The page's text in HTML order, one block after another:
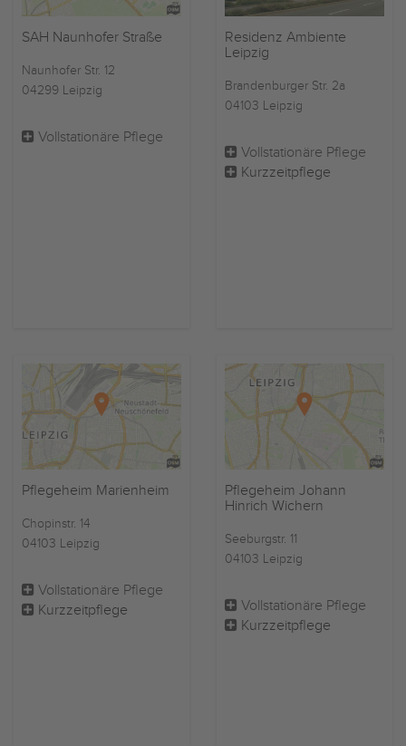
SAH Naunhofer Straße
Naunhofer Str. 12
04299 Leipzig
Vollstationäre Pflege
Residenz Ambiente
Leipzig
Brandenburger Str. 2a
04103 Leipzig
Vollstationäre Pflege
Kurzzeitpflege
Pflegeheim Marienheim
Chopinstr. 14
04103 Leipzig
Vollstationäre Pflege
Kurzzeitpflege
Pflegeheim Johann
Hinrich Wichern
Seeburgstr. 11
04103 Leipzig
Vollstationäre Pflege
Kurzzeitpflege